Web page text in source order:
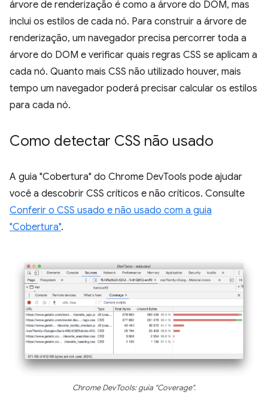
árvore de renderização é como a árvore do DOM, mas
inclui os estilos de cada nó. Para construir a árvore de
renderização, um navegador precisa percorrer toda a
árvore do DOM e verificar quais regras CSS se aplicam a
cada nó. Quanto mais CSS não utilizado houver, mais
tempo um navegador poderá precisar calcular os estilos
para cada nó.
Como detectar CSS não usado
A guia "Cobertura" do Chrome DevTools pode ajudar
você a descobrir CSS críticos e não críticos. Consulte
Conferir o CSS usado e não usado com a guia
"Cobertura".
Chrome DevTools: guia "Coverage".